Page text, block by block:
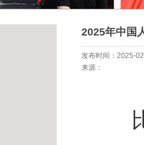
2025年中国
发布时间：2025-
来源：